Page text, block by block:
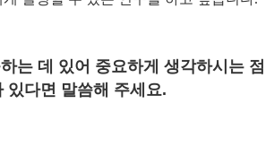
는 데 있어 중요하게 생각하시는 점
있다면 말씀해 주세요.